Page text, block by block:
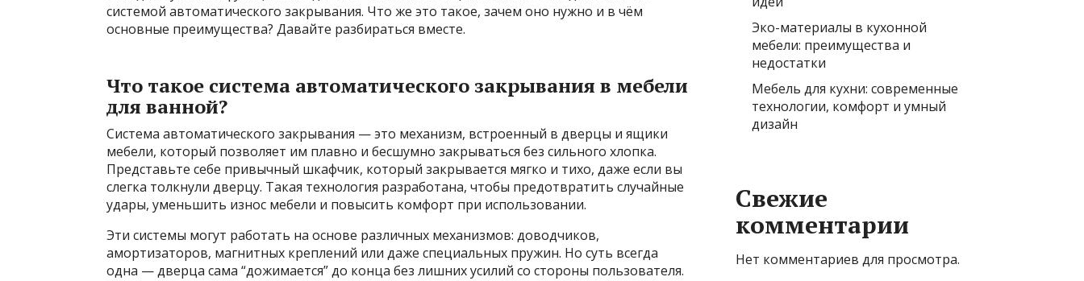
системой автоматического закрывания. Что же это такое, зачем оно нужно и в чём
основные преимущества? Давайте разбираться вместе.
Что такое система автоматического закрывания в мебели
для ванной?
Система автоматического закрывания — это механизм, встроенный в дверцы и ящики
мебели, который позволяет им плавно и бесшумно закрываться без сильного хлопка.
Представьте себе привычный шкафчик, который закрывается мягко и тихо, даже если вы
слегка толкнули дверцу. Такая технология разработана, чтобы предотвратить случайные
удары, уменьшить износ мебели и повысить комфорт при использовании.
Эти системы могут работать на основе различных механизмов: доводчиков,
амортизаторов, магнитных креплений или даже специальных пружин. Но суть всегда
одна — дверца сама “дожимается” до конца без лишних усилий со стороны пользователя.
Эко-материалы в кухонной
мебели: преимущества и
недостатки
Мебель для кухни: современные
технологии, комфорт и умный
дизайн
Свежие
комментарии
Нет комментариев для просмотра.